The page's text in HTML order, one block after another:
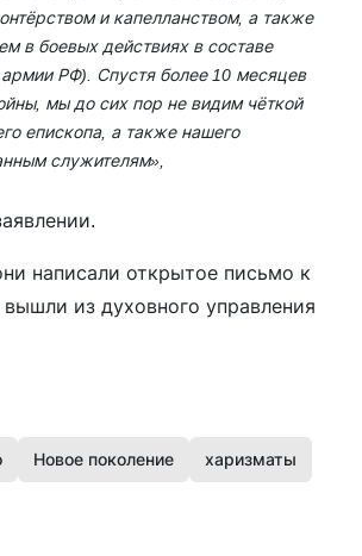
и капелланством, а также
в боевых действиях в составе
РФ). Спустя более 10 месяцев
мы до сих пор не видим чёткой
епископа, а также нашего
служителям»,
написали открытое письмо к
из духовного управления
Новое поколение харизматы